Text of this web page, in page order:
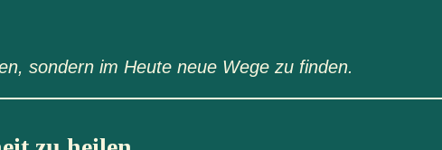
sondern im Heute neue Wege zu finden.